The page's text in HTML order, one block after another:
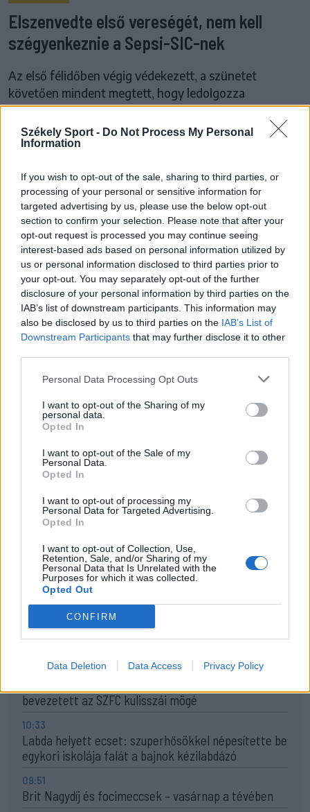
Székely Sport - Do Not Process My Personal
Information
If you wish to opt-out of the sale, sharing to third parties, or
processing of your personal or sensitive information for
targeted advertising by us, please use the below opt-out
section to confirm your selection. Please note that after your
opt-out request is processed you may continue seeing
interest-based ads based on personal information utilized by
us or personal information disclosed to third parties prior to
your opt-out. You may separately opt-out of the further
disclosure of your personal information by third parties on the
IAB’s list of downstream participants. This information may
also be disclosed by us to third parties on the IAB’s List of
Downstream Participants that may further disclose it to other
Personal Data Processing Opt Outs
I want to opt-out of the Sharing of my
personal data.
Opted In
I want to opt-out of the Sale of my
Personal Data.
Opted In
I want to opt-out of processing my
Personal Data for Targeted Advertising.
Opted In
I want to opt-out of Collection, Use,
Retention, Sale, and/or Sharing of my
Personal Data that Is Unrelated with the
Purposes for which it was collected.
Opted Out
CONFIRM
Data Deletion Data Access Privacy Policy
Elszenvedte első vereségét, nem kell
szégyenkeznie a Sepsi-SIC-nek
Az első félidőben végig védekezett, a szünetet
követően mindent megtett, hogy ledolgozza
összeszedett hátrányát a sepsiszentgyörgyi
futsalcsapat.
TEREMLABDARÚGÁS
Újból a futsalbajnokhoz került a
Szuperkupa
Sokáig szoros volt az állás, csak a végjátékban dőlt el,
hogy a Galaci United emeli magasba az idei
teremlabdarúgóidény első trófeáját.
Korábbi cikkek betöltése
24 ÓRA LEGOLVASOTTABB
Ovidiu Burcă: a szurkolók energiája segíthet a nehéz
pillanatokban
bevezetett az SZFC kulisszái mögé
10:33
Labda helyett ecset: szuperhősökkel népesítette be
egykori iskolája falát a bajnok kézilabdázó
09:51
Brit Nagydíj és focimeccsek – vasárnap a tévében